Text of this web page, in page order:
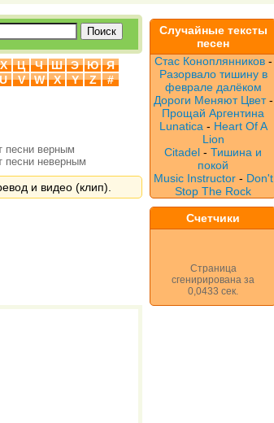
Х Ц Ч Ш Э Ю
Я
U V W X Y Z
#
песни верным
песни неверным
и видео (клип).
Случайные тексты
песен
Стас Коноплянников-
Разорвало тишину в
феврале далёком
Дороги Меняют Цвет-
Прощай Аргентина
Lunatica - Heart Of A
Lion
Citadel - Тишина и
покой
Music Instructor- Don't
Stop The Rock
Счетчики
Страница
сгенирирована за
0,0433 сек.